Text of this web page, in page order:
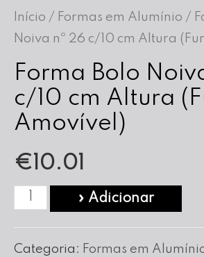
Início / Formas em Alumínio /
Noiva nº 26 c/10 cm Altura
Forma Bolo
c/10 cm Altura
Amovível)
€10.01
Quantidade
Forma
» Adicionar
Categoria: Formas em